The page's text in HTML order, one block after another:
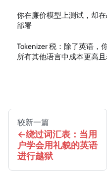
你在廉价模型上测试，却
部署
Tokenizer 税：除了英语，
所有其他语言中成本更高
较新一篇
绕过词汇表：当用
户学会用礼貌的英语
进行越狱